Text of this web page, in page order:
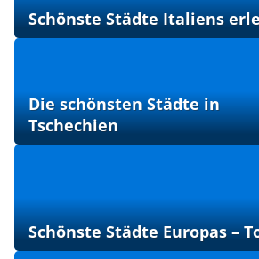
Schönste Städte Italiens
Die schönsten Städte in
Tschechien
Schönste Städte Europas –